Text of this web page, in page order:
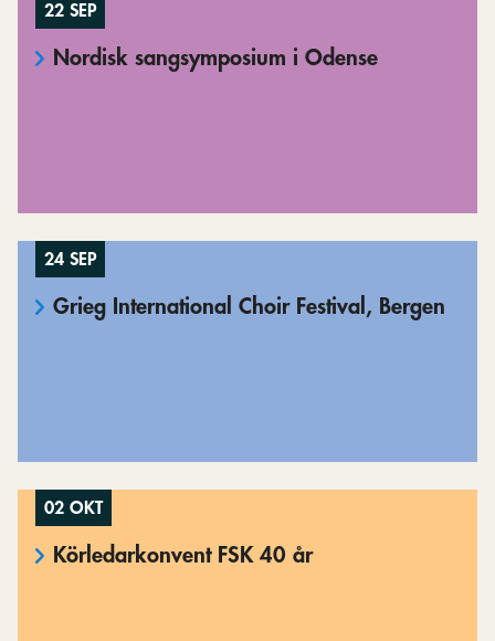
22 SEP
Nordisk sangsymposium i Odense
24 SEP
Grieg International Choir Festival, Bergen
02 OKT
Körledarkonvent FSK 40 år